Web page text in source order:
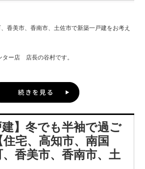
整った環境を事前にリサーチすることで、パパ
ましょう。
、子どもの安全確保には気を配りましょう。
などが自宅の近くにあると、 同じ悩みを持つ子育
孤独感やストレスが和らぐはず。
「子どもがうるさい」という苦情を受ける騒音
りがちです。 同じく子どものいるご近所さんが
すいかもしれません。
親族や親しい友人など、安心して頼れる人が近く
。 家事や育児を手伝ってもらうと、時間的にも
ます！
段プランを一緒に考えてみませんか♪
しております！
住宅、高知市、南国市、いの町、香美市、香南
求の方法や届く資料の内容、資料請求のメリッ
紹介します。
しっかりと情報収集をしてから決めたいですよ
まずは気になるハウスメーカーの資料請求をす
たくさんのハウスメーカーの情報を集めること
できるのが最大のメリット。
情報はすべてチェックしたいものですが、 1軒1
時間と労力がかかりすぎます。 そんな時には、
の情報を見比べることで、 客観的に比較検討す
香美市、香南市、土佐市で新築一戸建をお考え
ー店 店長の谷村です。
てたい！と思ったことありませんか？
築家との家づくりに憧れています。
建】冬でも半袖で過ご
宅、高知市、南国
香美市、香南市、土